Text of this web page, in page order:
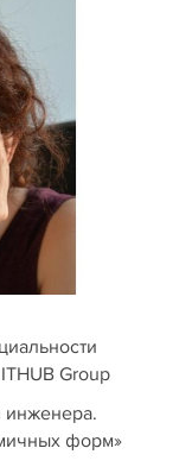
Group
инженера.
форм»